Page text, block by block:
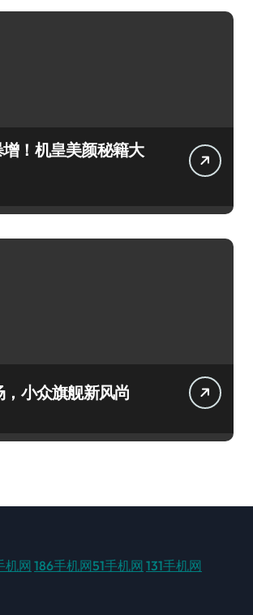
！机皇美颜秘籍大
，小众旗舰新风尚
机网 186手机网51手机网 131手机网